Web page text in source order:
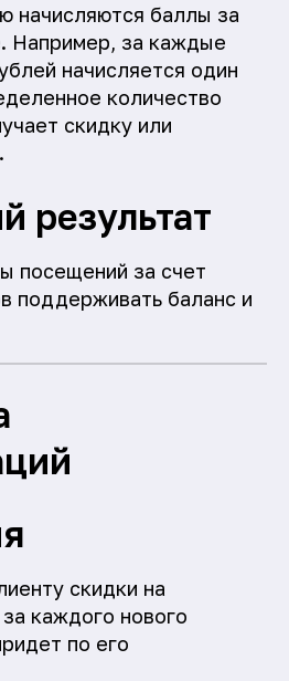
начисляются баллы за
Например, за каждые
начисляется один
количество
скидку или
результат
посещений за счет
поддерживать баланс и
скидки на
каждого нового
по его